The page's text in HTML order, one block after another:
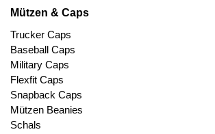
Mützen & Caps
Trucker Caps
Baseball Caps
Military Caps
Flexfit Caps
Snapback Caps
Mützen Beanies
Schals